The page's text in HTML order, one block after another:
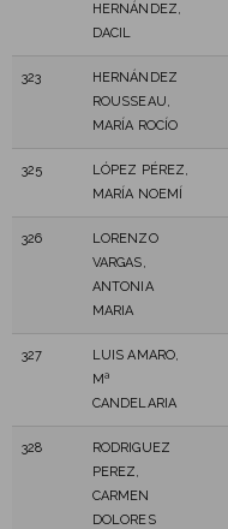
HERNÁNDEZ,
DACIL
323
HERNÁNDEZ
ROUSSEAU,
MARÍA ROCÍO
325
LÓPEZ PÉREZ,
MARÍA NOEMÍ
326
LORENZO
VARGAS,
ANTONIA
MARIA
327
LUIS AMARO,
Mª
CANDELARIA
328
RODRIGUEZ
PEREZ,
CARMEN
DOLORES